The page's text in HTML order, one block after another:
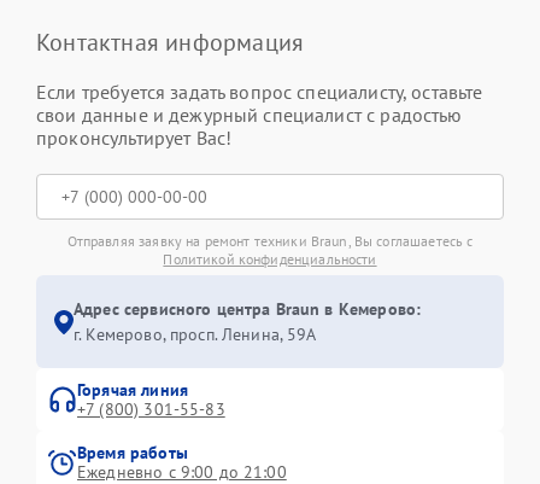
Контактная информация
Если требуется задать вопрос специалисту, оставьте
свои данные и дежурный специалист с радостью
проконсультирует Вас!
Отправляя заявку на ремонт техники Braun, Вы соглашаетесь с
Политикой конфиденциальности
Адрес сервисного центра Braun в Кемерово:
г. Кемерово, просп. Ленина, 59А
Горячая линия
+7 (800) 301-55-83
Время работы
Ежедневно с 9:00 до 21:00